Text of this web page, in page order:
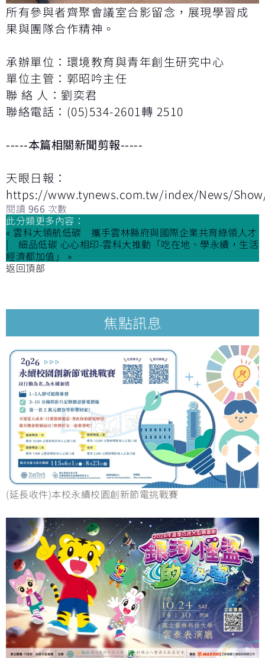
所有參與者齊聚會議室合影留念，展現學習成
果與團隊合作精神。
承辦單位：環境教育與青年創生研究中心
單位主管：郭昭吟主任
聯 絡 人：劉奕君
聯絡電話：(05)534-2601轉 2510
-----本篇相關新聞剪報-----
天眼日報：
https://www.tynews.com.tw/index/News/
閱讀 966 次數
此分類更多內容：
« 雲科大領航低碳 攜手雲林縣府與國際企業共育綠領人才
細品低碳 心心相印-雲科大推動「吃在地、學永續，生活
經濟都加值」 »
返回頂部
焦點訊息
(延長收件)本校永續校園創新節電挑戰賽